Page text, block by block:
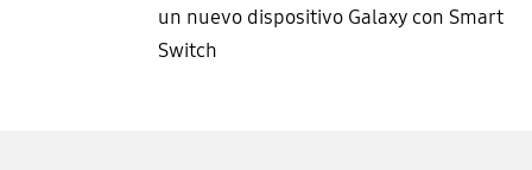
un nuevo dispositivo Galaxy con Smart
Switch